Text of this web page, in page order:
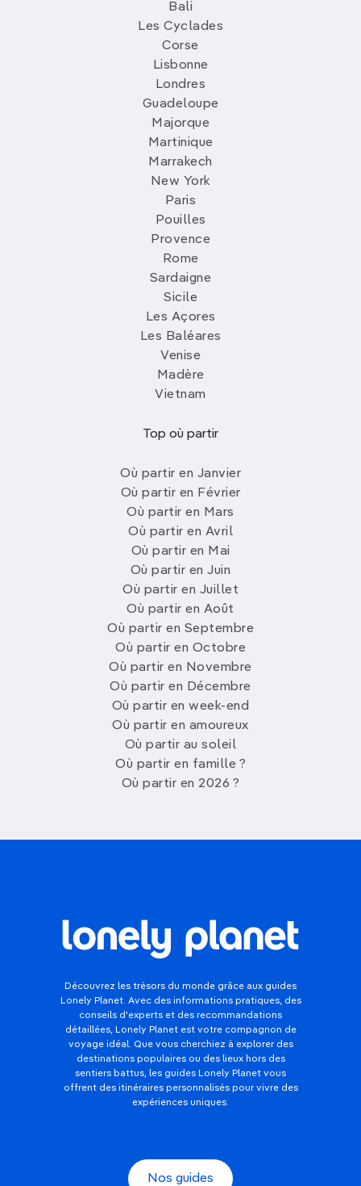
Bali
Les Cyclades
Corse
Lisbonne
Londres
Guadeloupe
Majorque
Martinique
Marrakech
New York
Paris
Pouilles
Provence
Rome
Sardaigne
Sicile
Les Açores
Les Baléares
Venise
Madère
Vietnam
Top où partir
Où partir en Janvier
Où partir en Février
Où partir en Mars
Où partir en Avril
Où partir en Mai
Où partir en Juin
Où partir en Juillet
Où partir en Août
Où partir en Septembre
Où partir en Octobre
Où partir en Novembre
Où partir en Décembre
Où partir en week-end
Où partir en amoureux
Où partir au soleil
Où partir en famille ?
Où partir en 2026 ?
Découvrez les trésors du monde grâce aux guides
Lonely Planet. Avec des informations pratiques, des
conseils d'experts et des recommandations
détaillées, Lonely Planet est votre compagnon de
voyage idéal. Que vous cherchiez à explorer des
destinations populaires ou des lieux hors des
sentiers battus, les guides Lonely Planet vous
offrent des itinéraires personnalisés pour vivre des
expériences uniques.
Nos guides